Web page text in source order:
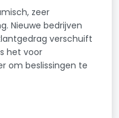
zeer
Nieuwe bedrijven
verschuift
het voor
om beslissingen te